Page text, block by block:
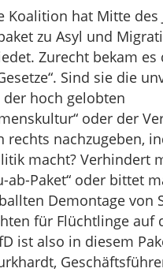
Koalition hat Mitte des
zu Asyl und
Zurecht bekam es
Sind sie die
der hoch gelobten
oder der
rechts nachzugeben,
macht? Verhindert
ab-Paket“ oder bittet
Demontage von
für Flüchtlinge auf
ist also in diesem